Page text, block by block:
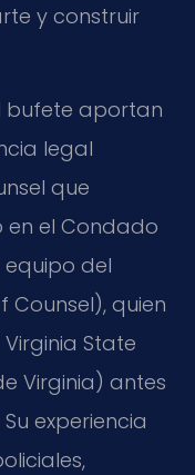
y construir
bufete aportan
legal
que
el Condado
equipo del
Counsel), quien
State
Virginia) antes
experiencia